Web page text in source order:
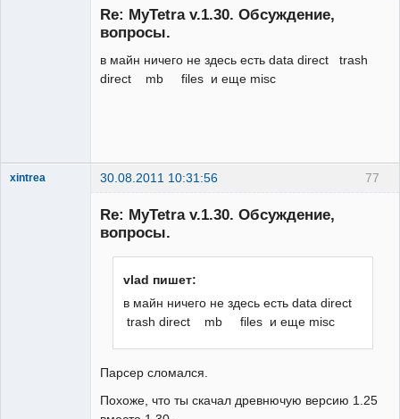
Re: MyTetra v.1.30. Обсуждение,
вопросы.
в майн ничего не здесь есть data direct trash
direct mb files и еще misc
77
xintrea 30.08.2011 10:31:56
Re: MyTetra v.1.30. Обсуждение,
вопросы.
vlad пишет:
в майн ничего не здесь есть data direct
trash direct mb files и еще misc
Парсер сломался.
Похоже, что ты скачал древнючую версию 1.25